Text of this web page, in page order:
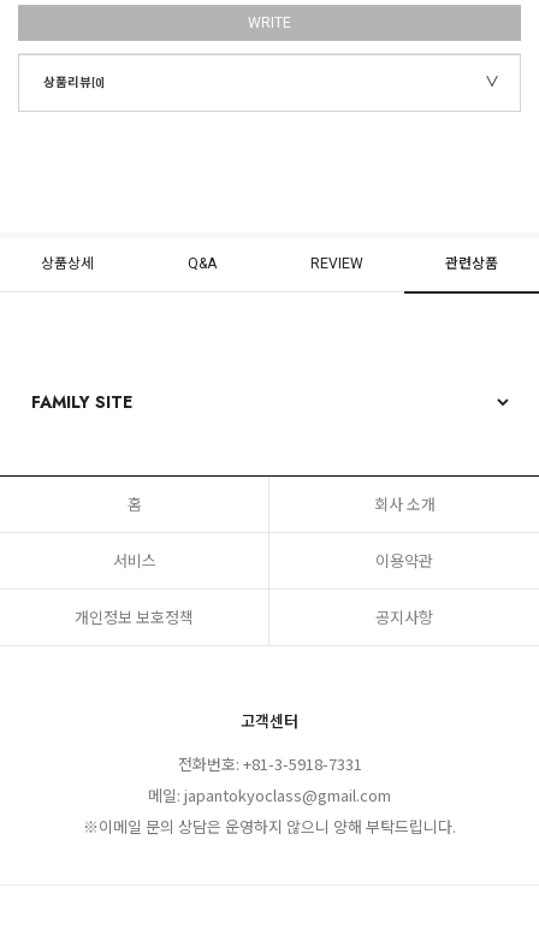
WRITE
상품리뷰[0]
상품상세 Q&A REVIEW 관련상품
홈 회사 소개
서비스 이용약관
개인정보 보호정책 공지사항
고객센터
전화번호: +81-3-5918-7331
메일: japantokyoclass@gmail.com
※이메일 문의 상담은 운영하지 않으니 양해 부탁드립니다.